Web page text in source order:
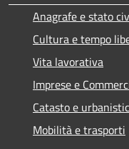
Anagrafe e stato
Cultura e tempo
Vita lavorativa
Imprese e
Catasto e
Mobilità e trasporti